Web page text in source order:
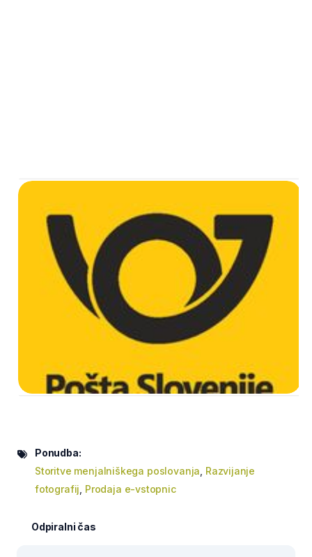
Ponudba:
Storitve menjalniškega poslovanja Razvijanje
fotografij Prodaja e-vstopnic
Odpiralni čas